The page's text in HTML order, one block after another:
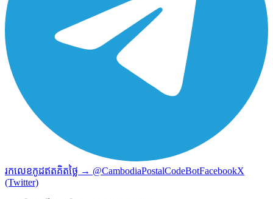
រកលេខកូដឥតគិតថ្លៃ → @CambodiaPostalCodeBotFacebookX
(Twitter)